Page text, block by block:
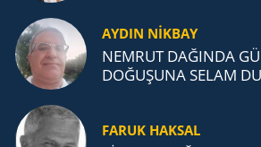
AYDIN NİKBAY
NEMRUT DAĞINDA
DOĞUŞUNA SELAM
FARUK HAKSAL